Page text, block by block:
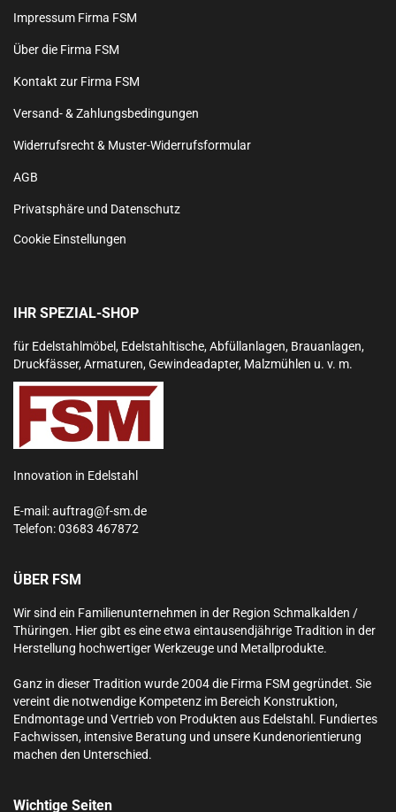
Impressum Firma FSM
Über die Firma FSM
Kontakt zur Firma FSM
Versand- & Zahlungsbedingungen
Widerrufsrecht & Muster-Widerrufsformular
AGB
Privatsphäre und Datenschutz
Cookie Einstellungen
IHR SPEZIAL-SHOP
für Edelstahlmöbel, Edelstahltische, Abfüllanlagen, Brauanlagen,
Druckfässer, Armaturen, Gewindeadapter, Malzmühlen u. v. m.
Innovation in Edelstahl
E-mail:auftrag@f-sm.de
Telefon:03683 467872
ÜBER FSM
Wir sind ein Familienunternehmen in der Region Schmalkalden /
Thüringen. Hier gibt es eine etwa eintausendjährige Tradition in der
Herstellung hochwertiger Werkzeuge und Metallprodukte.
Ganz in dieser Tradition wurde 2004 die Firma FSM gegründet. Sie
vereint die notwendige Kompetenz im Bereich Konstruktion,
Endmontage und Vertrieb von Produkten aus Edelstahl. Fundiertes
Fachwissen, intensive Beratung und unsere Kundenorientierung
machen den Unterschied.
Wichtige Seiten